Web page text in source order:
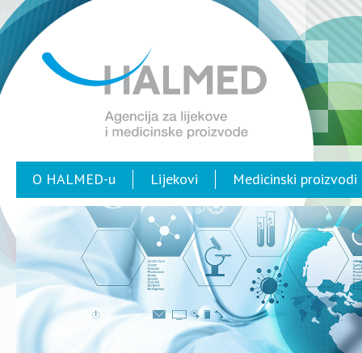
O HALMED-u Lijekovi Medicinski proizvodi